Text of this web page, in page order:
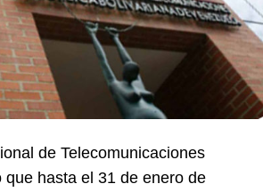
de Telecomunicaciones
que hasta el 31 de enero de